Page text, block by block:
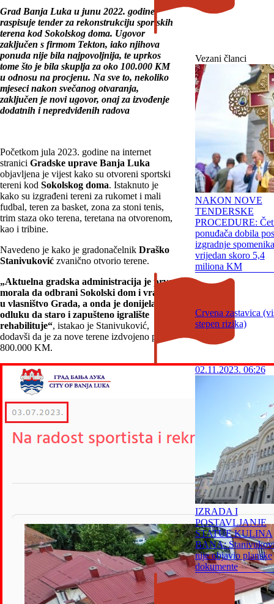
Grad Banja Luka u junu 2022. godine
raspisuje tender za rekonstrukciju sportskih
terena kod Sokolskog doma. Ugovor
zaključen s firmom Tekton, iako njihova
ponuda nije bila najpovoljnija, te uprkos
tome što je bila skuplja za oko 100.000 KM
u odnosu na procjenu. Na sve to, nekoliko
mjeseci nakon svečanog otvaranja,
zaključen je novi ugovor, onaj za izvođenje
dodatnih i nepredviđenih radova
Početkom jula 2023. godine na internet
stranici Gradske uprave Banja Luka
objavljena je vijest kako su otvoreni sportski
tereni kod Sokolskog doma. Istaknuto je
kako su izgrađeni tereni za rukomet i mali
fudbal, teren za basket, zona za stoni tenis,
trim staza oko terena, teretana na otvorenom,
kao i tribine.
Navedeno je kako je gradonačelnik Draško
Stanivuković zvanično otvorio terene.
„Aktuelna gradska administracija je prvo
morala da odbrani Sokolski dom i vrati ga
u vlasništvo Grada, a onda je donijela
odluku da staro i zapušteno igralište
rehabilituje“, istakao je Stanivuković,
dodavši da je za nove terene izdvojeno preko
800.000 KM.
Vezani članci
NAKON NOVE
TENDERSKE
PROCEDURE:
ponuđača dobila
izgradnje spomenika
vrijedan skoro 5,4
miliona KM
Crvena zastavica
stepen rizika)
02.11.2023. 06:26
IZRADA I
POSTAVLJANJE
STATUE KULINA
BANA:
nije objavio planske
dokumente